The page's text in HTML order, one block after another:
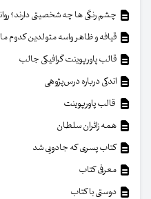
چشم رنگی ها چه شخصیتی دارند؟
قیافه و ظاهر واسه متولدین کدوم
قالب پاورپوینت گرافیکی جالب
اندکی درباره درس‌پژوهی
قالب پاورپوینت
همه زائران سلطان
کتاب پسری که جادویی شد
معرفی کتاب
دوستی با کتاب